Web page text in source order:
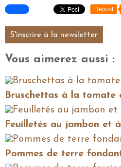
Repost
S'inscrire à la newsletter
Vous aimerez aussi :
Bruschettas à la tomate
Feuilletés au jambon et
Pommes de terre